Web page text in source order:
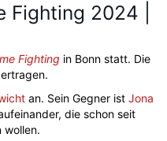
Fighting 2024 |
Fighting in Bonn statt. Die
an. Sein Gegner ist Jona
die schon seit
wollen.